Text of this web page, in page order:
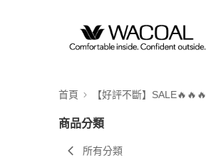
首頁 【好評不斷】SALE🔥🔥🔥
商品分類
所有分類